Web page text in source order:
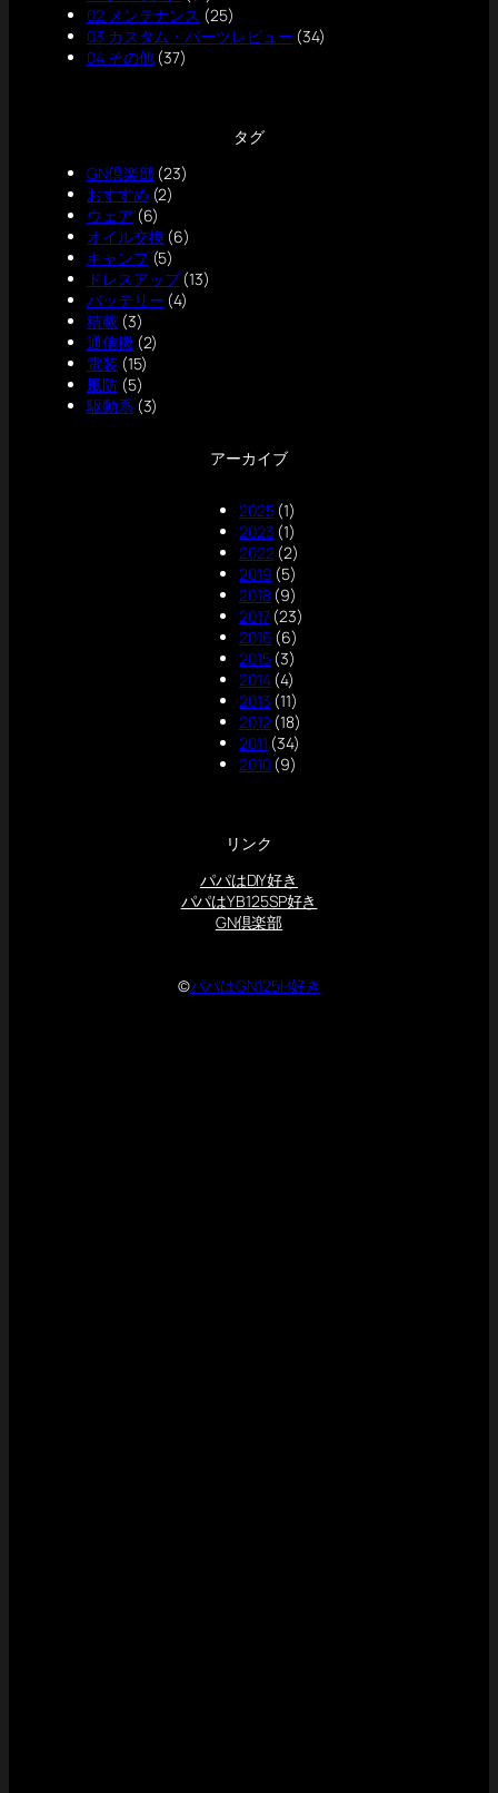
02 メンテナンス (25)
03 カスタム・パーツレビュー (34)
04 その他(37)
タグ
GN倶楽部(23)
おすすめ (2)
ウェア (6)
オイル交換(6)
キャンプ(5)
ドレスアップ(13)
バッテリー (4)
積載(3)
通信機(2)
電装 (15)
風防(5)
駆動系(3)
アーカイブ
2025(1)
2023 (1)
2022(2)
2019 (5)
2018(9)
2017(23)
2016 (6)
2015(3)
2014(4)
2013 (11)
2012(18)
2011 (34)
2010(9)
リンク
パパはDIY好き
パパはYB125SP好き
GN倶楽部
©パパはGN125H好き